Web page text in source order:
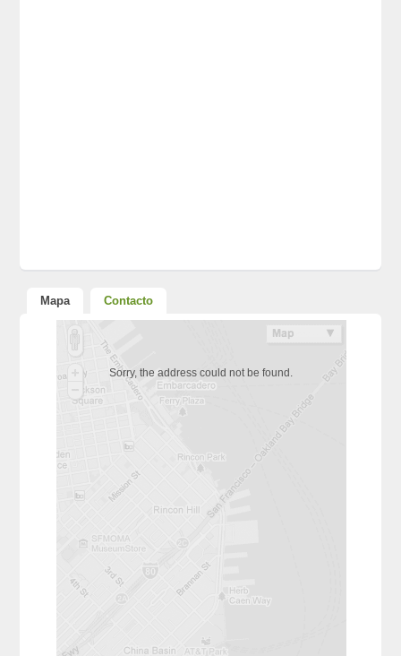
Mapa Contacto
Sorry, the address could not be found.